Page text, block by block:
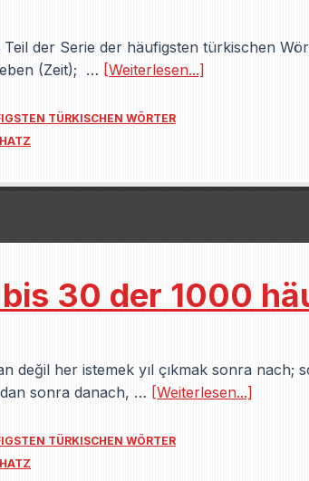
Teil der Serie der häufigsten türkischen
(Zeit); … [Weiterlesen...]
TÜRKISCHEN WÖRTER
30 der 1000
değil her istemek yıl çıkmak sonra
sonra danach, … [Weiterlesen...]
TÜRKISCHEN WÖRTER